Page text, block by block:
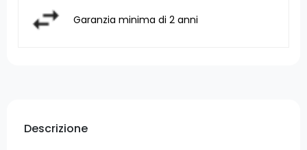
Garanzia minima di 2 anni
Descrizione